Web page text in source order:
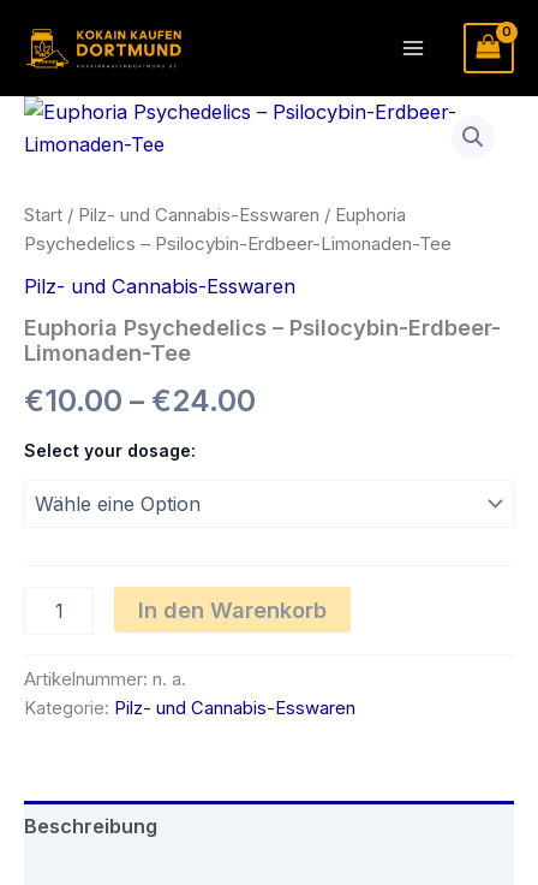
Inhalt
Main
Menu
Start / Pilz- und Cannabis-Esswaren / Euphoria
Psychedelics – Psilocybin-Erdbeer-Limonaden-Tee
Pilz- und Cannabis-Esswaren
Euphoria Psychedelics – Psilocybin-Erdbeer-
Limonaden-Tee
€10.00 – €24.00
Select your dosage:
Psychedelics
Psilocybin-
Limonaden-
In den Warenkorb
Artikelnummer: n. a.
Kategorie: Pilz- und Cannabis-Esswaren
Beschreibung